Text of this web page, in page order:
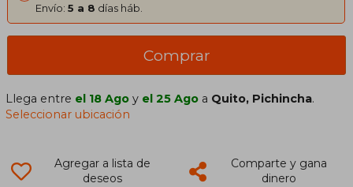
Envío: 5 a 8 días háb.
Comprar
Llega entre el 18 Ago y el 25 Ago a Quito, Pichincha.
Seleccionar ubicación
Agregar a lista de
deseos
Comparte y gana
dinero